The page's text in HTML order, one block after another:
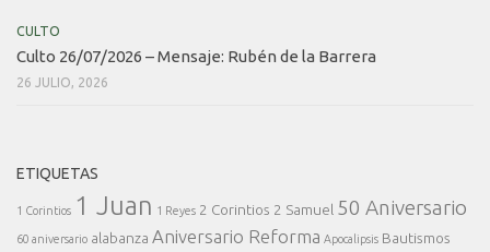
CULTO
Culto 26/07/2026 – Mensaje: Rubén de la Barrera
26 JULIO, 2026
ETIQUETAS
1 Corintios 1 Juan 1 Reyes 2 Corintios 2 Samuel 50 Aniversario
60 aniversario alabanza Aniversario Reforma Apocalipsis Bautismos